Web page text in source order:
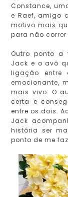
Constance,
e Raef, amigo
motivo mais
para não
Outro ponto
Jack e o avô
ligação
emocionante,
mais vivo. O
certa e
entre os dois.
Jack
história ser
ponto de me